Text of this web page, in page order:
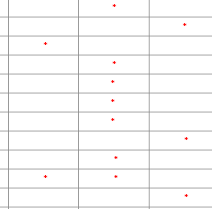
*
*
*
*
*
*
*
*
*
*
*
*